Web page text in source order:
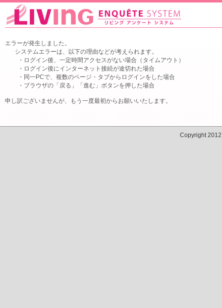
エラーが発生しました。
システムエラーは、以下の理由などが考えられます。
・ログイン後、一定時間アクセスがない場合（タイムアウト）
・ログイン後にインターネット接続が途切れた場合
・同一PCで、複数のページ・タブからログインをした場合
・ブラウザの「戻る」「進む」ボタンを押した場合
申し訳ございませんが、もう一度最初からお願いいたします。
Copyright